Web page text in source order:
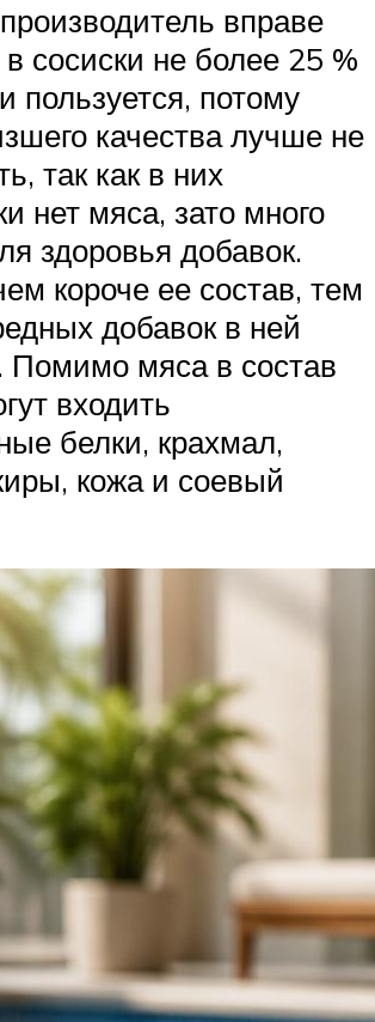
вправе
сосиски не более 25 %
пользуется, потому
качества лучше не
так как в них
нет мяса, зато много
здоровья добавок.
короче ее состав, тем
добавок в ней
Помимо мяса в состав
входить
белки, крахмал,
кожа и соевый